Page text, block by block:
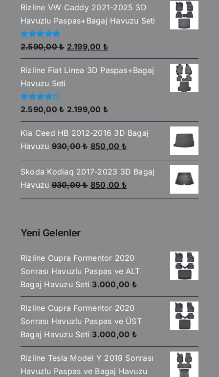
Rizline VW Caddy 2021-2025 3D
Havuzlu Paspas+Bagaj Havuzu Seti
5
üzerinden
5.00oy aldı
2.590,00₺ Orijinal
fiyat:
2.590,00 ₺.
2.199,00 ₺Şu
andaki
fiyat:
Rizline Fiat Linea 3D Paspas+Bagaj
Havuzu Seti
5
üzerinden
4.00oy
aldı
2.590,00₺ Orijinal
fiyat:
2.590,00 ₺.
2.199,00 ₺Şu
andaki
fiyat:
2.199,00 ₺.
Kia Ceed HB 2012-2016 3D Bagaj
Havuzu 930,00₺ Orijinal
fiyat:
930,00 ₺.
850,00 ₺Şu
andaki
fiyat:
850,00 ₺.
Skoda Kodiaq 2017-2023 3D Bagaj
Havuzu 930,00₺ Orijinal
fiyat:
850,00 ₺Şu
andaki
Yeni Gelenler
Rizline Cupra Formentor 2020
Sonrası Havuzlu Paspas ve ALT
Bagaj Havuzu Seti 3.000,00 ₺
Rizline Cupra Formentor 2020
Sonrası Havuzlu Paspas ve ÜST
Bagaj Havuzu Seti 3.000,00 ₺
Rizline Tesla Model Y 2019 Sonrası
Havuzlu Paspas ve Bagaj Havuzu